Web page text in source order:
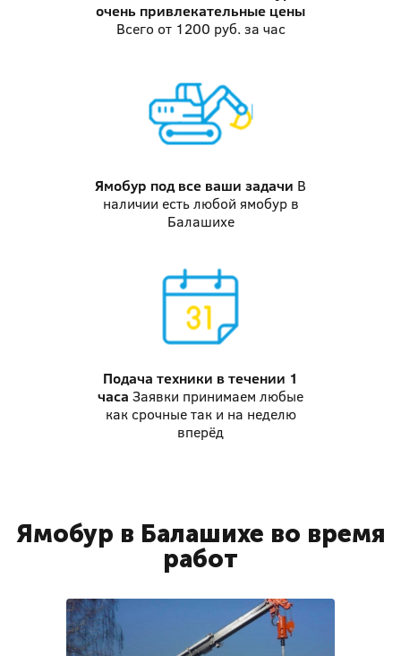
очень привлекательные цены
Всего от 1200 руб. за час
Ямобур под все ваши задачи В
наличии есть любой ямобур в
Балашихе
Подача техники в течении 1
часа Заявки принимаем любые
как срочные так и на неделю
вперёд
Ямобур в Балашихе во время
работ